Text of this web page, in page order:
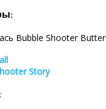
Bubble Shooter
Story